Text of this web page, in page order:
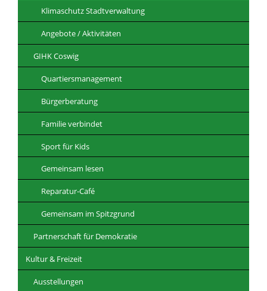
Klimaschutz Stadtverwaltung
Angebote / Aktivitäten
GIHK Coswig
Quartiersmanagement
Bürgerberatung
Familie verbindet
Sport für Kids
Gemeinsam lesen
Reparatur-Café
Gemeinsam im Spitzgrund
Partnerschaft für Demokratie
Kultur & Freizeit
Ausstellungen